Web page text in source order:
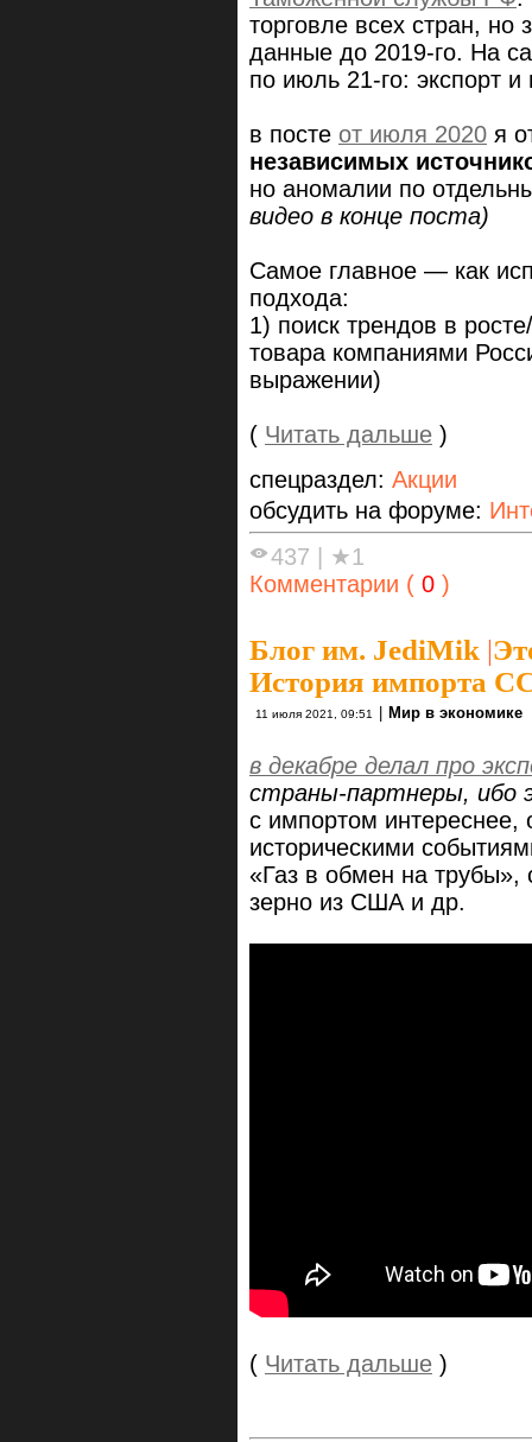
торговле всех стран, но
данные до 2019-го. На
по июль 21-го: экспорт
в посте от июля 2020 я
независимых
но аномалии по
видео в конце поста)
Самое главное — как
подхода:
1) поиск трендов в
товара компаниями
выражении)
( Читать дальше )
спецраздел: Акции
обсудить на форуме:
437
★1
Комментарии ( 0 )
Блог им. JediMik |
История импорта
11 июля 2021, 09:51 Мир в экономике
в декабре делал про
страны-партнеры, ибо
с импортом интереснее,
историческими
«Газ в обмен на
зерно из США и др.
( Читать дальше )